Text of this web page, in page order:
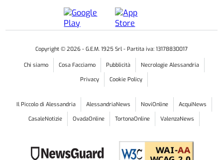
Copyright © 2026 - G.E.M. 1925 Srl - Partita iva: 13178830017
Chi siamo Cosa Facciamo Pubblicità
Necrologie Alessandria
Privacy
Cookie Policy
Il Piccolo di Alessandria AlessandriaNews NoviOnline
AcquiNews
CasaleNotizie
OvadaOnline TortonaOnline ValenzaNews